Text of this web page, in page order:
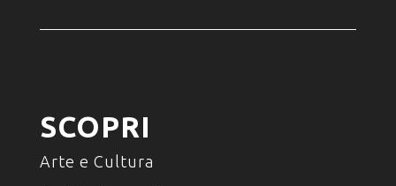
SCOPRI
Arte e Cultura